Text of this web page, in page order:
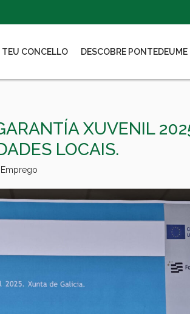
TEU CONCELLO DESCOBRE PONTEDEUME
XUVENIL
LOCAIS.
Emprego